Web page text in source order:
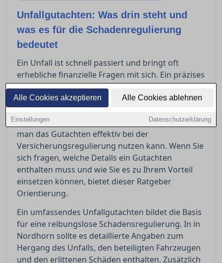
Alle Cookies akzeptieren Alle Cookies ablehnen
Einstellungen Datenschutzerklärung
Unfallgutachten: Was drin steht und
was es für die Schadenregulierung
bedeutet
Ein Unfall ist schnell passiert und bringt oft
erhebliche finanzielle Fragen mit sich. Ein präzises
Unfallgutachten ist entscheidend für die
Schadenregulierung, insbesondere in Nordhorn.
Es klärt die Begriffe wie Wiederbeschaffungswert,
Restwert und Reparaturkosten und zeigt auf, wie
man das Gutachten effektiv bei der
Versicherungsregulierung nutzen kann. Wenn Sie
sich fragen, welche Details ein Gutachten
enthalten muss und wie Sie es zu Ihrem Vorteil
einsetzen können, bietet dieser Ratgeber
Orientierung.
Ein umfassendes Unfallgutachten bildet die Basis
für eine reibungslose Schadensregulierung. In in
Nordhorn sollte es detaillierte Angaben zum
Hergang des Unfalls, den beteiligten Fahrzeugen
und den erlittenen Schäden enthalten. Zusätzlich